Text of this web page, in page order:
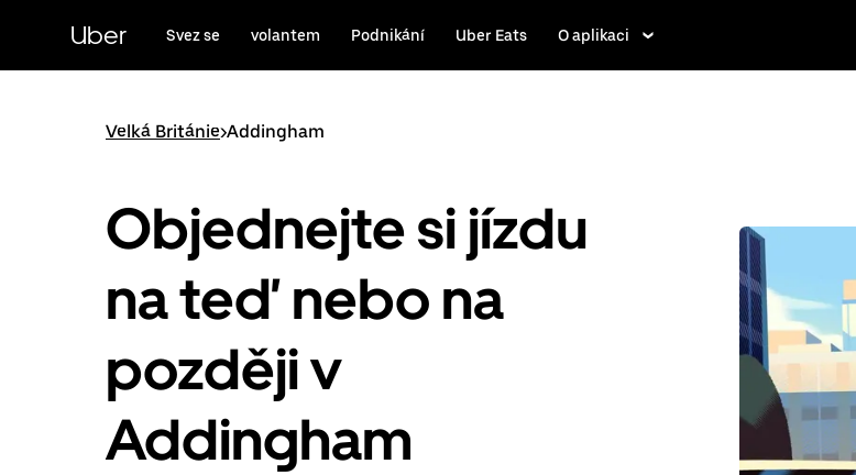
obsah
Uber Svez se volantem Podnikání Uber Eats O aplikaci
Velká Británie>Addingham
Objednejte si jízdu
na teď nebo na
později v
Addingham